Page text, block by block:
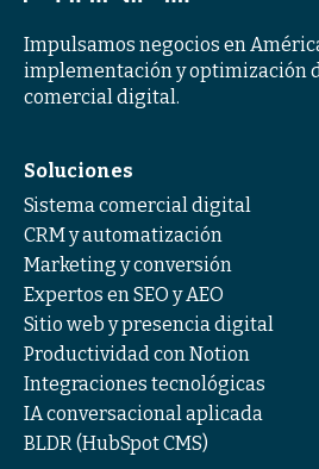
Impulsamos negocios en
implementación y optimización
comercial digital.
Soluciones
Sistema comercial digital
CRM y automatización
Marketing y conversión
Expertos en SEO y AEO
Sitio web y presencia digital
Productividad con Notion
Integraciones tecnológicas
IA conversacional aplicada
BLDR (HubSpot CMS)